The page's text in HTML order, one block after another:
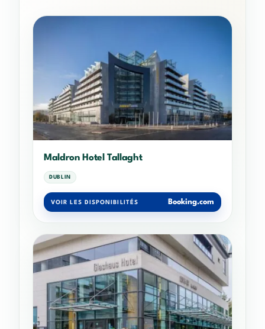
Maldron Hotel Tallaght
DUBLIN
VOIR LES DISPONIBILITÉS Booking.com